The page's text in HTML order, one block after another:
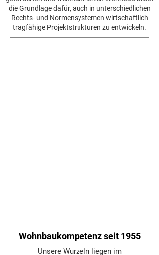
die Grundlage dafür, auch in unterschiedlichen
Rechts- und Normensystemen wirtschaftlich
tragfähige Projektstrukturen zu entwickeln.
Wohnbaukompetenz seit 1955
Unsere Wurzeln liegen im